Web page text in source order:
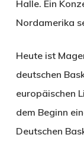
Halle. Ein
Nordamerika
Heute ist
deutschen
europäischen
dem Beginn
Deutschen